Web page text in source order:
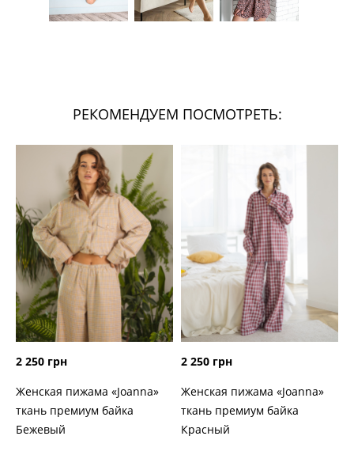
РЕКОМЕНДУЕМ ПОСМОТРЕТЬ:
2 250 грн
Женская пижама «Joanna»
ткань премиум байка
Бежевый
2 250 грн
Женская пижама «Joanna»
ткань премиум байка
Красный